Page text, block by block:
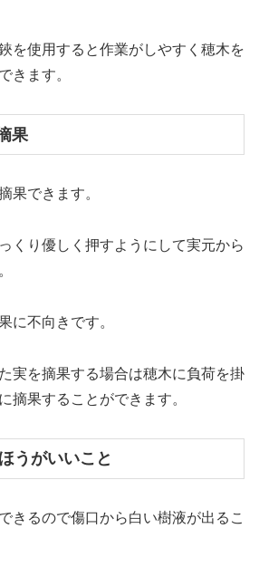
を使用すると作業がしやすく穂木を
きます。
果
果できます。
くり優しく押すようにして実元から
に不向きです。
実を摘果する場合は穂木に負荷を掛
摘果することができます。
うがいいこと
きるので傷口から白い樹液が出るこ